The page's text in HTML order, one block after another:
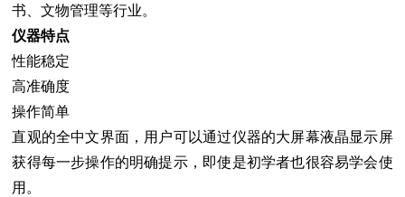
书、文物管理等行业。
仪器特点
性能稳定
高准确度
操作简单
直观的全中文界面，用户可以通过仪器的大屏幕液晶显示屏
获得每一步操作的明确提示，即使是初学者也很容易学会使
用。